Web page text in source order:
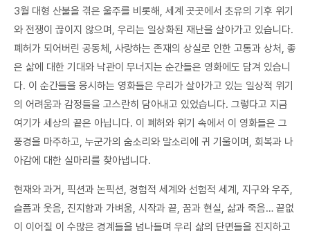
3월 대형 산불을 겪은 울주를 비롯해, 세계 곳곳에서 초유의 기후 위기
와 전쟁이 끊이지 않으며, 우리는 일상화된 재난을 살아가고 있습니다.
폐허가 되어버린 공동체, 사랑하는 존재의 상실로 인한 고통과 상처, 좋
은 삶에 대한 기대와 낙관이 무너지는 순간들은 영화에도 담겨 있습니
다. 이 순간들을 응시하는 영화들은 우리가 살아가고 있는 일상적 위기
의 어려움과 감정들을 고스란히 담아내고 있었습니다. 그렇다고 지금
여기가 세상의 끝은 아닙니다. 이 폐허와 위기 속에서 이 영화들은 그
풍경을 마주하고, 누군가의 숨소리와 말소리에 귀 기울이며, 회복과 나
아감에 대한 실마리를 찾아냅니다.
현재와 과거, 픽션과 논픽션, 경험적 세계와 선험적 세계, 지구와 우주,
슬픔과 웃음, 진지함과 가벼움, 시작과 끝, 꿈과 현실, 삶과 죽음… 끝없
이 이어질 이 수많은 경계들을 넘나들며 우리 삶의 단면들을 진지하고